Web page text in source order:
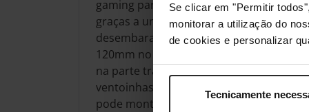
Se clicar em "Permitir
monitorar a utilização do
de cookies e personalizar
Tecnicamente
gaming para um desempenho de
graças a uma rica combinação de
desembaraço para coolers. Pode
120mm no topo da cobertura da PSU,
na parte traseira. Entretanto, o topo da
ventoinhas de 120mm ou duas de
pode montar um radiador de 240mm ou